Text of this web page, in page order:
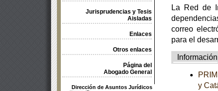
Jurisprudencias y Tesis
Aisladas
Enlaces
Otros enlaces
Página del
Abogado General
Dirección de Asuntos Jurídicos
La Red de
correo
para el
Información
y